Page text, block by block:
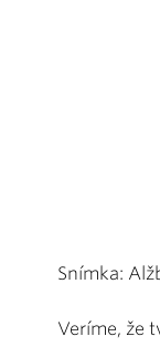
Snímka:
Veríme, že